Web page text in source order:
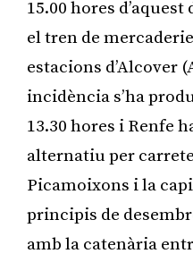
15.00 hores
el tren de
estacions d’Alcover
incidència s’ha
13.30 hores i Renfe
alternatiu per
Picamoixons i la
principis de
amb la catenària